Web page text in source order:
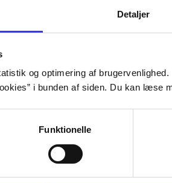
Detaljer
og optimering af
i bunden af siden. Du kan læse
Funktionelle